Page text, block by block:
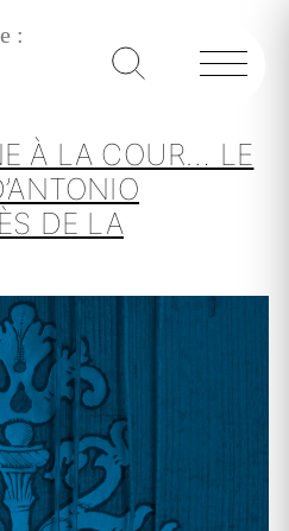
:
À LA COUR… LE
DE LA